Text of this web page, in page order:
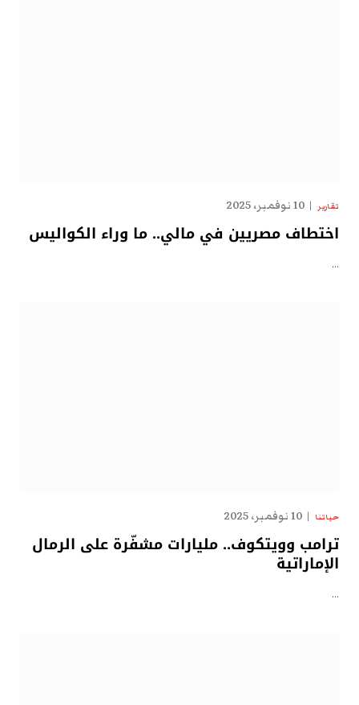
تقارير 10 نوفمبر، 2025
اختطاف مصريين في مالي.. ما وراء الكواليس
…
حياتنا 10 نوفمبر، 2025
ترامب وويتكوف.. مليارات مشفّرة على الرمال
الإماراتية
…